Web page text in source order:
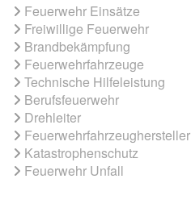
Feuerwehr Einsätze
Freiwillige Feuerwehr
Brandbekämpfung
Feuerwehrfahrzeuge
Technische Hilfeleistung
Berufsfeuerwehr
Drehleiter
Feuerwehrfahrzeughersteller
Katastrophenschutz
Feuerwehr Unfall